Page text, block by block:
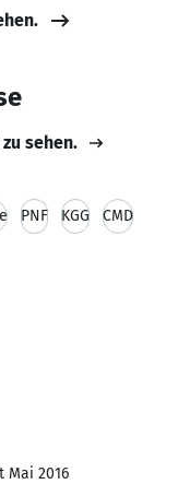
sehen.
PNF KGG CMD
Mai 2016